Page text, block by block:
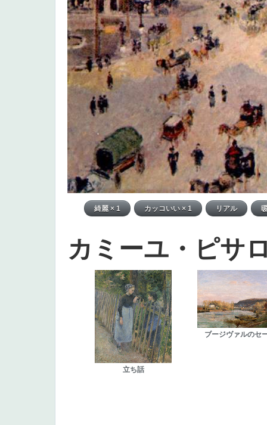
カミーユ・ピサ
立ち話
ブージヴァルのセ